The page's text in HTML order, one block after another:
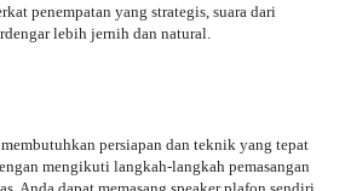
penempatan yang strategis, suara dari
lebih jernih dan natural.
persiapan dan teknik yang tepat
mengikuti langkah-langkah pemasangan